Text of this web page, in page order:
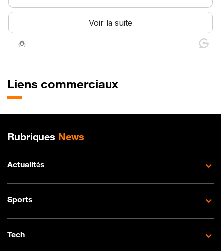
Liens commerciaux
Plan de site
Rubriques News
Actualités
Sports
Tech